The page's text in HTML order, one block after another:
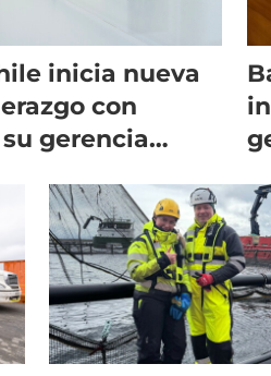
inicia nueva
con
gerencia